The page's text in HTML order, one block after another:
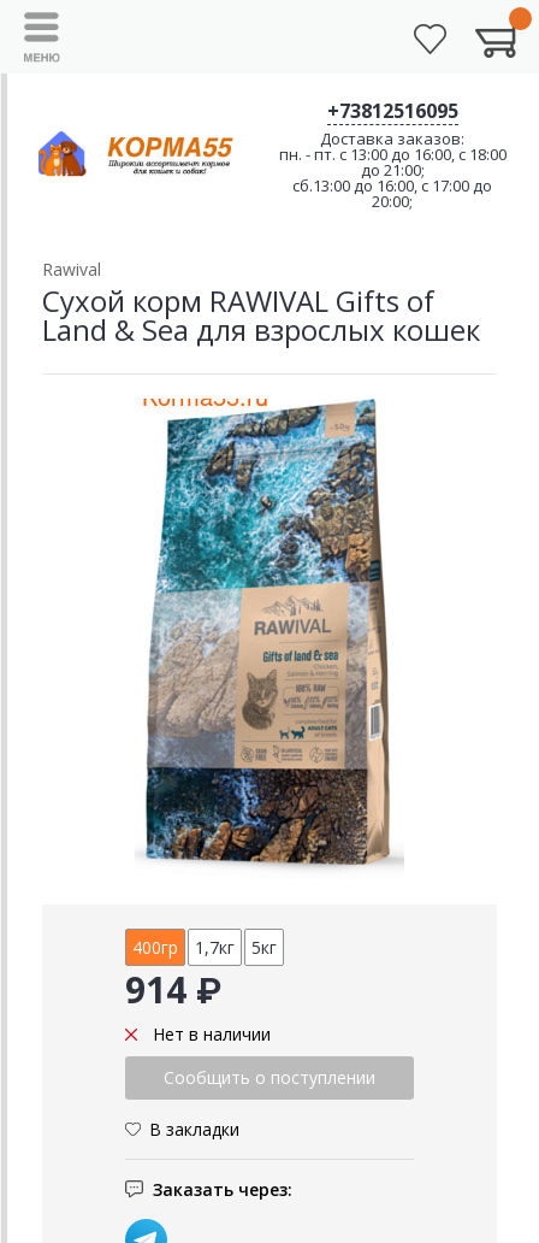
+73812516095
Доставка заказов:
пн. - пт. с 13:00 до 16:00, с 18:00
до 21:00;
сб.13:00 до 16:00, с 17:00 до
20:00;
Rawival
Сухой корм RAWIVAL Gifts of
Land & Sea для взрослых кошек
400гр 1,7кг 5кг
914 ₽
Нет в наличии
В закладки
Заказать через: